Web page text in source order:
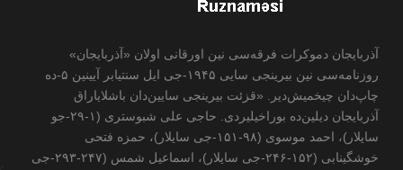
آذربایجان دموکرات فرقه‌سی نین اورقانی اولان «آذربایجان»
روزنامه‌سی نین بیرینجی سایی ۱۹۴۵-جی ایل سنتیابر آیینین ۵-ده
چاپ‌دان چیخمیش‌دیر. «قزئت بیرینجی سایین‌دان باشلایاراق
آذربایجان دیلین‌ده بوراخیلیردی. حاجی علی شبوستری (۱-۲۹-جو
سایلار)، احمد موسوی (۹۸-۱۵۱-جی سایلار)، حمزه فتحی
خوشگینابی (۱۵۲-۲۴۶-جی سایلار)، اسماعیل شمس (۲۴۷-۲۹۳-جی